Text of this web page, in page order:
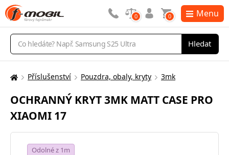
Vyhledávání
Hledat
0 0 Menu
Zde
nacházíte:
Příslušenství Pouzdra, obaly, kryty 3mk
OCHRANNÝ KRYT 3MK MATT CASE PRO
XIAOMI 17
Odolné z 1m